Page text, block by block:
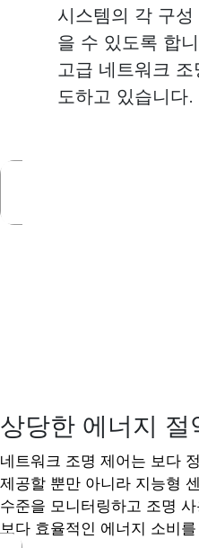
시스템의 각 구
을 수 있도록 합
고급 네트워크
도하고 있습니다.
상당한 에너지 절
네트워크 조명 제어는 보다
제공할 뿐만 아니라 지능형
수준을 모니터링하고 조명
보다 효율적인 에너지 소비